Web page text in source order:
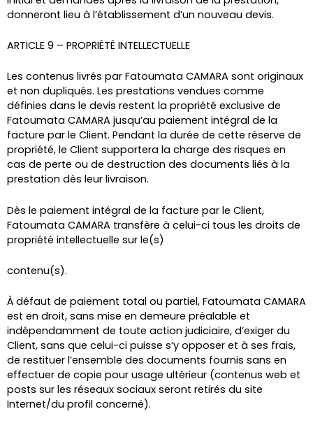
donneront lieu à l’établissement d’un nouveau devis.
ARTICLE 9 – PROPRIÉTÉ INTELLECTUELLE
Les contenus livrés par Fatoumata CAMARA sont originaux
et non dupliqués. Les prestations vendues comme
définies dans le devis restent la propriété exclusive de
Fatoumata CAMARA jusqu’au paiement intégral de la
facture par le Client. Pendant la durée de cette réserve de
propriété, le Client supportera la charge des risques en
cas de perte ou de destruction des documents liés à la
prestation dès leur livraison.
Dès le paiement intégral de la facture par le Client,
Fatoumata CAMARA transfère à celui-ci tous les droits de
propriété intellectuelle sur le(s)
contenu(s).
À défaut de paiement total ou partiel, Fatoumata CAMARA
est en droit, sans mise en demeure préalable et
indépendamment de toute action judiciaire, d’exiger du
Client, sans que celui-ci puisse s’y opposer et à ses frais,
de restituer l’ensemble des documents fournis sans en
effectuer de copie pour usage ultérieur (contenus web et
posts sur les réseaux sociaux seront retirés du site
Internet/du profil concerné).